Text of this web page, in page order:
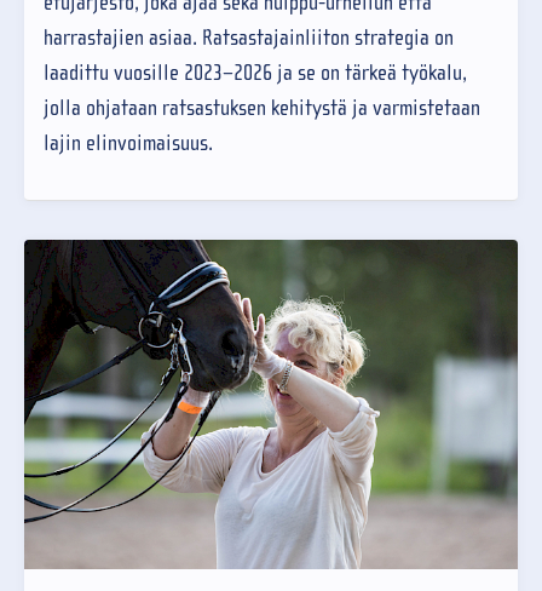
harrastajien asiaa. Ratsastajainliiton strategia on
laadittu vuosille 2023–2026 ja se on tärkeä työkalu,
jolla ohjataan ratsastuksen kehitystä ja varmistetaan
lajin elinvoimaisuus.